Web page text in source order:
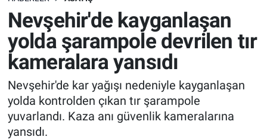
Nevşehir'de kayganlaşan
yolda şarampole devrilen tır
kameralara yansıdı
Nevşehir'de kar yağışı nedeniyle kayganlaşan
yolda kontrolden çıkan tır şarampole
yuvarlandı. Kaza anı güvenlik kameralarına
yansıdı.